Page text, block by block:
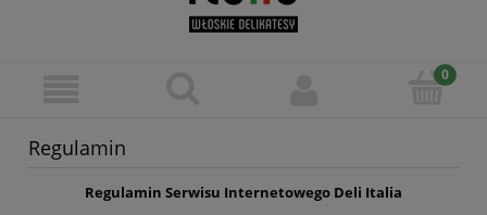
Regulamin
Regulamin Serwisu Internetowego Deli Italia